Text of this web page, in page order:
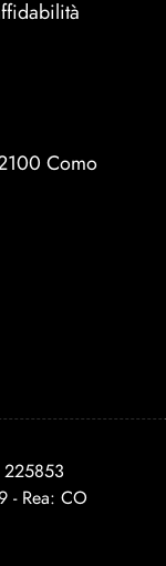
Como
225853
- Rea: CO